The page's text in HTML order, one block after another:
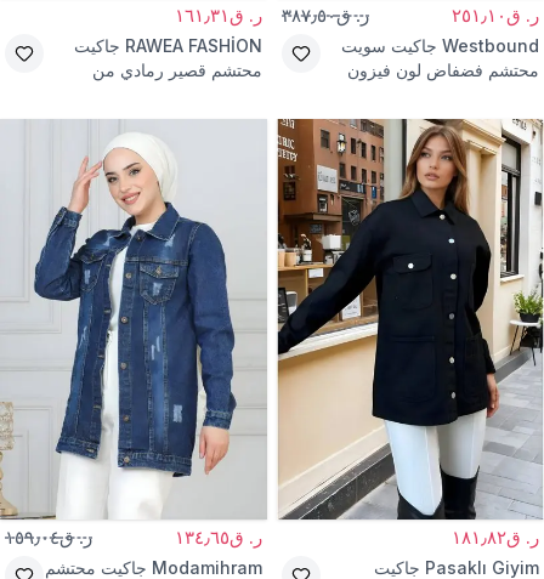
ر. ق٢٥١٫١٠ ر. ق٣٨٧٫٥٠
Westbound جاكيت سويت
محتشم فضفاض لون فيزون
ر. ق١٦١٫٣١
RAWEA FASHİON جاكيت
محتشم قصير رمادي من
ر. ق١٨١٫٨٢
Pasaklı Giyim جاكيت
ر. ق١٣٤٫٦٥ ر. ق١٥٩٫٠٤
Modamihram جاكيت محتشم